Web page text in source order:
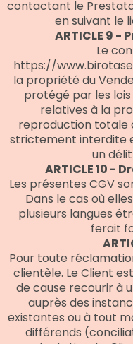
contactant le
en suivant le
ARTICLE 9
Le
https://
la propriété du
protégé par les
relatives à la
reproduction totale
strictement interdite
un
ARTICLE 10 -
Les présentes CGV
Dans le cas où
plusieurs langues
ferait
Pour toute
clientèle. Le Client
de cause recourir à
auprès des
existantes ou à tout
différends